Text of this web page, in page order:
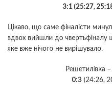
3:1 (25:27,
Цікаво, що саме фіналісти
вдвох вийшли до чвертьфіналу
яке вже нічого не вирішувало.
Решетилівка –
0:3 (24:26,